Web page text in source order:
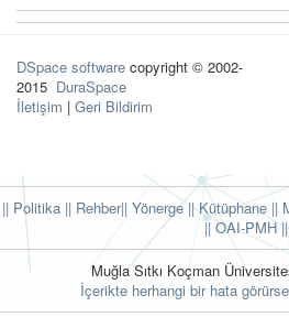
DSpace software copyright © 2002-
2015 DuraSpace
İletişim | Geri Bildirim
|| Politika || Rehber|| Yönerge|| Kütüphane ||
||OAI-PMH ||
Muğla Sıtkı Koçman
İçerikte herhangi bir hata